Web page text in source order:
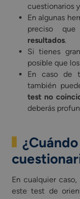
cuestionarios
En algunas
preciso
resultados.
Si tienes
posible que los
En caso de
también
test no
deberás
En cualquier
este test de